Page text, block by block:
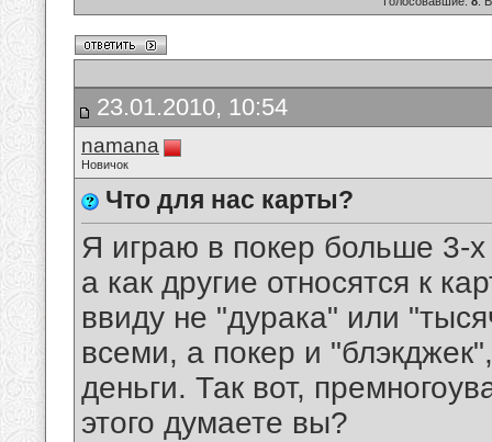
23.01.2010, 10:54
namana
Новичок
Что для нас карты?
Я играю в покер больше 3-
а как другие относятся к
ввиду не "дурака" или
всеми, а покер и
деньги. Так вот,
этого думаете вы?